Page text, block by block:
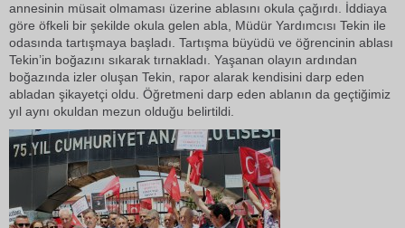
annesinin müsait olmaması üzerine ablasını okula çağırdı. İddiaya
göre öfkeli bir şekilde okula gelen abla, Müdür Yardımcısı Tekin ile
odasında tartışmaya başladı. Tartışma büyüdü ve öğrencinin ablası
Tekin’in boğazını sıkarak tırnakladı. Yaşanan olayın ardından
boğazında izler oluşan Tekin, rapor alarak kendisini darp eden
abladan şikayetçi oldu. Öğretmeni darp eden ablanın da geçtiğimiz
yıl aynı okuldan mezun olduğu belirtildi.